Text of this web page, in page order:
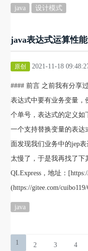
java 设计模式
java表达式运算性
原创 2021-11-18
#### 前言 之前我有分享
表达式中要有业务变量，
个单号，表达式的定义如
一个支持替换变量的表达
面发现我们业务中的jep
太慢了，于是我再找了下
QLExpress，地址：
(https://gitee.com/
java
1 2 3 4